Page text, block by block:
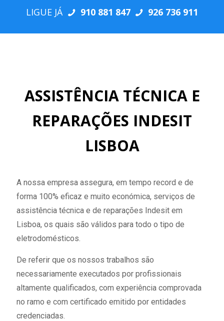
LIGUE JÁ 910 881 847 926 736 911
ASSISTÊNCIA TÉCNICA E
REPARAÇÕES INDESIT
LISBOA
A nossa empresa assegura, em tempo record e de
forma 100% eficaz e muito económica, serviços de
assistência técnica e de reparações Indesit em
Lisboa, os quais são válidos para todo o tipo de
eletrodomésticos.
De referir que os nossos trabalhos são
necessariamente executados por profissionais
altamente qualificados, com experiência comprovada
no ramo e com certificado emitido por entidades
credenciadas.